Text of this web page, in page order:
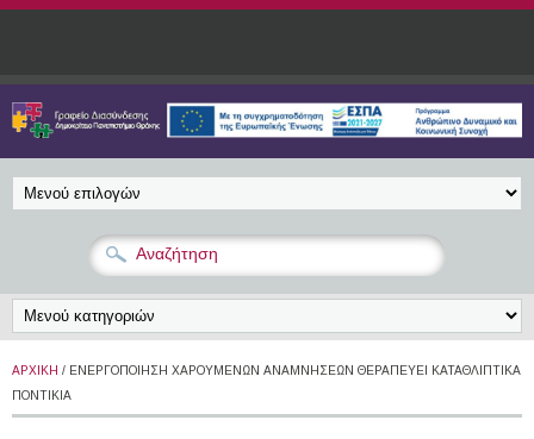
Παράκαμψη προς το κυρίως περιεχόμενο
ΑΡΧΙΚΉ / ΕΝΕΡΓΟΠΟΊΗΣΗ ΧΑΡΟΎΜΕΝΩΝ ΑΝΑΜΝΉΣΕΩΝ ΘΕΡΑΠΕΎΕΙ ΚΑΤΑΘΛΙΠΤΙΚΆ
ΠΟΝΤΊΚΙΑ